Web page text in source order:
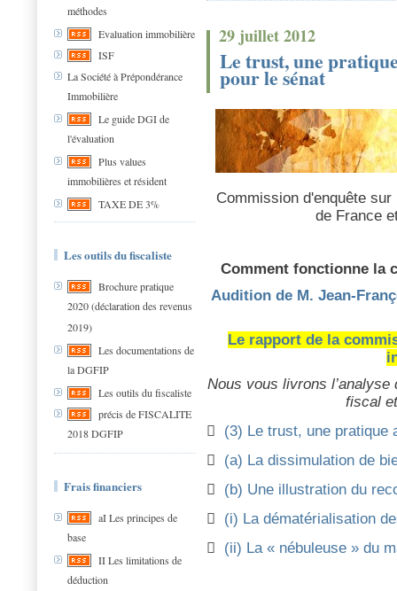
méthodes
Evaluation immobilière
ISF
La Société à Prépondérance
Immobilière
Le guide DGI de
l'évaluation
Plus values
immobilières et résident
TAXE DE 3%
Les outils du fiscaliste
Brochure pratique
2020 (déclaration des revenus
2019)
Les documentations de
la DGFIP
Les outils du fiscaliste
précis de FISCALITE
2018 DGFIP
Frais financiers
aI Les principes de
base
II Les limitations de
déduction
29 juillet 2012
Le trust, une
pour le sénat
Commission d'enquête
de France
Comment fonctionne la
Audition de M. Jean-
Le rapport de la
Nous vous livrons l’analyse
fiscal
 (3) Le trust, une pratique
 (a) La dissimulation de
 (b) Une illustration du
 (i) La dématérialisation
 (ii) La « nébuleuse » du